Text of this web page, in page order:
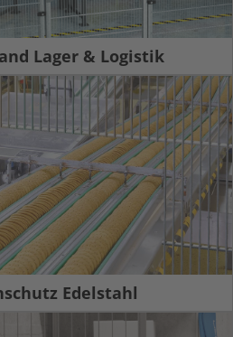
Lager & Logistik
Edelstahl